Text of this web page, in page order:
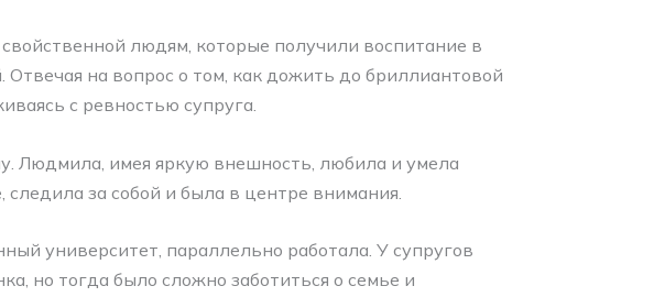
людям, которые получили воспитание в
на вопрос о том, как дожить до бриллиантовой
с ревностью супруга.
Людмила, имея яркую внешность, любила и умела
за собой и была в центре внимания.
университет, параллельно работала. У супругов
но тогда было сложно заботиться о семье и